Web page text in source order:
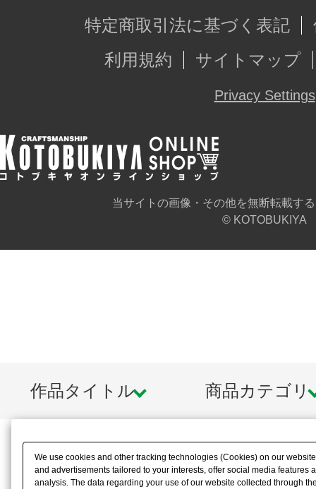
特定商取引法に基づく表記
利用規約
サイトマップ
Privacy Settings
当サイトの画像・その他を無断転載す
© KOTOBUKIYA
作品タイトル 商品カテゴリ
We use cookies and other tracking technologies (Cookies) on our
and advertisements tailored to your interests, offer social media features
analysis. The data regarding your use of our website collected through